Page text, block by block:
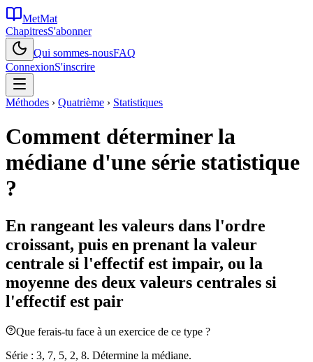
MetMat
ChapitresS'abonner
Qui sommes-nousFAQ
ConnexionS'inscrire
Méthodes › Quatrième › Statistiques
Comment déterminer la
médiane d'une série statistique
?
En rangeant les valeurs dans l'ordre
croissant, puis en prenant la valeur
centrale si l'effectif est impair, ou la
moyenne des deux valeurs centrales si
l'effectif est pair
Que ferais-tu face à un exercice de ce type ?
Série : 3, 7, 5, 2, 8. Détermine la médiane.